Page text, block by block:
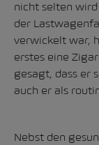
nicht selten
der
verwickelt war,
erstes eine
gesagt, dass er
auch er als
Nebst den